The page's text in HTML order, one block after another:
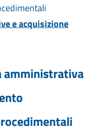
e acquisizione
amministrativa